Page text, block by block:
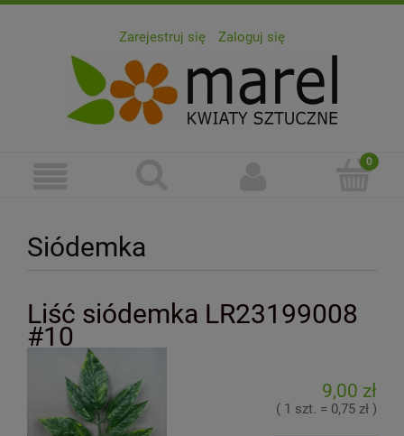
Zarejestruj się Zaloguj się
Siódemka
Liść siódemka LR23199008
#10
9,00 zł
( 1 szt. = 0,75 zł )